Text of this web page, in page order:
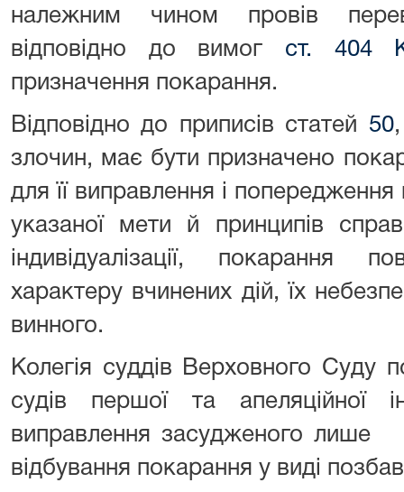
належним чином провів
відповідно до вимог ст. 404
призначення покарання.
Відповідно до приписів статей 50
злочин, має бути призначено
для її виправлення і
указаної мети й принципів
індивідуалізації, покарання
характеру вчинених дій, їх
винного.
Колегія суддів Верховного Суду
судів першої та апеляційної
виправлення
відбування покарання у виді